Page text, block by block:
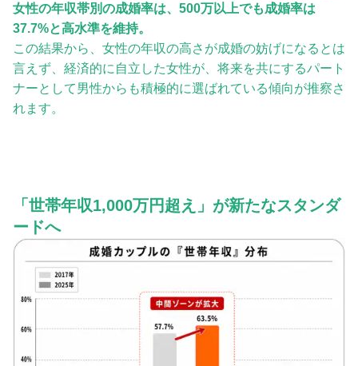
女性の年収帯別の成婚率は、500万以上でも成婚率は
37.7%と高水準を維持。
この結果から、女性の年収の高さが成婚の妨げになるとは
言えず、経済的に自立した女性が、将来を共にするパート
ナーとして男性からも積極的に選ばれている傾向が推察さ
れます。
「世帯年収1,000万円超え」が新たなスタンダ
ードへ